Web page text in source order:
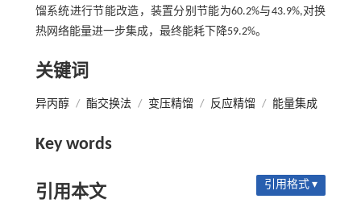
馏系统进行节能改造，装置分别节能为60.2%与43.9%,对换
热网络能量进一步集成，最终能耗下降59.2%。
关键词
异丙醇 / 酯交换法 / 变压精馏 / 反应精馏 / 能量集成
Key words
引用本文 引用格式 ▾